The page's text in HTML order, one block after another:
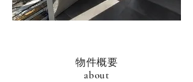
​物件概要
about